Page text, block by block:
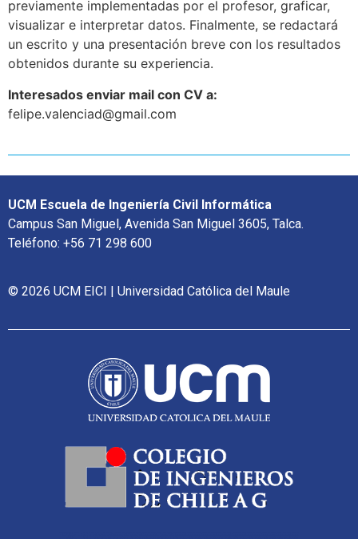
previamente implementadas por el profesor, graficar,
visualizar e interpretar datos. Finalmente, se redactará
un escrito y una presentación breve con los resultados
obtenidos durante su experiencia.
Interesados enviar mail con CV a:
felipe.valenciad@gmail.com
UCM Escuela de Ingeniería Civil Informática
Campus San Miguel, Avenida San Miguel 3605, Talca.
Teléfono: +56 71 298 600
© 2026 UCM EICI | Universidad Católica del Maule